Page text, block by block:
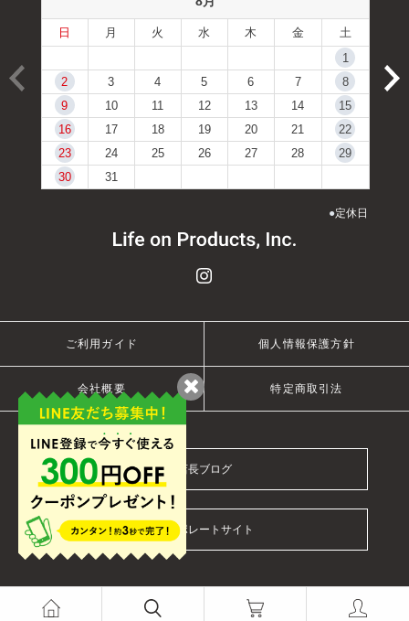
日 月 火 水 木 金
土
1
2
3 4 5 6 7
8
9
10 11 12 13 14
15
16
17 18 19 20 21
22
23
24 25 26 27 28
29
30
31
●定休日
ご利用ガイド 個人情報保護方針
会社概要 特定商取引法
店長ブログ
コーポレートサイト